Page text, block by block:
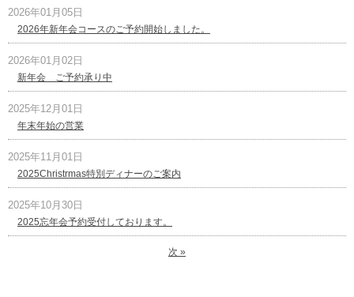
2026年01月05日
2026年新年会コースのご予約開始しました。
2026年01月02日
新年会 ご予約承り中
2025年12月01日
年末年始の営業
2025年11月01日
2025Christrmas特別ディナーのご案内
2025年10月30日
2025忘年会予約受付しております。
次 »